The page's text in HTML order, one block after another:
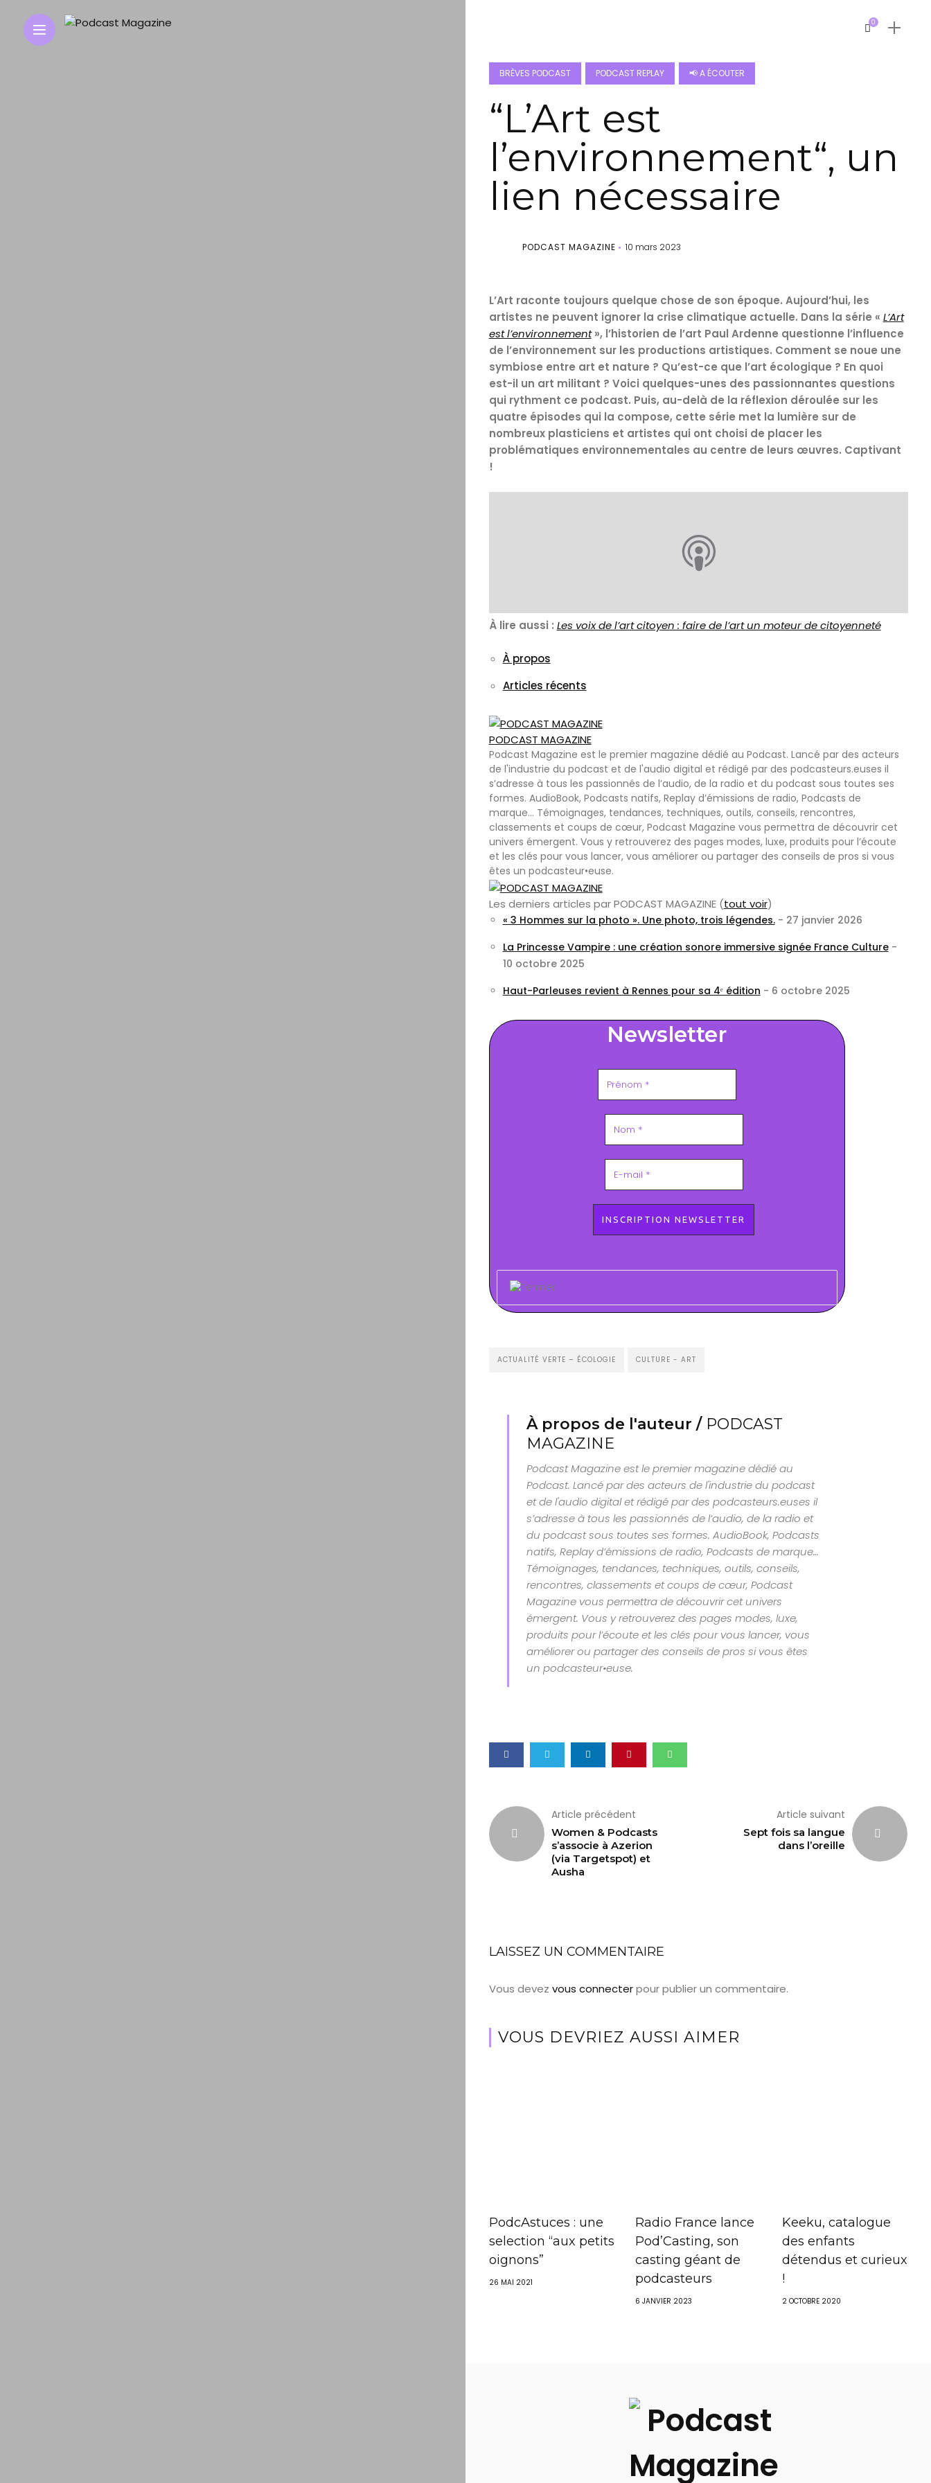
0
BRÈVES PODCAST PODCAST REPLAY 📢 A ÉCOUTER
“L’Art est
l’environnement“, un
lien nécessaire
PODCAST MAGAZINE 10 mars 2023
L’Art raconte toujours quelque chose de son époque. Aujourd’hui, les
artistes ne peuvent ignorer la crise climatique actuelle. Dans la série « L’Art
est l’environnement», l’historien de l’art Paul Ardenne questionne l’influence
de l’environnement sur les productions artistiques. Comment se noue une
symbiose entre art et nature ? Qu’est-ce que l’art écologique ? En quoi
est-il un art militant ? Voici quelques-unes des passionnantes questions
qui rythment ce podcast. Puis, au-delà de la réflexion déroulée sur les
quatre épisodes qui la compose, cette série met la lumière sur de
nombreux plasticiens et artistes qui ont choisi de placer les
problématiques environnementales au centre de leurs œuvres. Captivant
!
À lire aussi : Les voix de l’art citoyen : faire de l’art un moteur de citoyenneté
À propos
Articles récents
PODCAST MAGAZINE
Podcast Magazine est le premier magazine dédié au Podcast. Lancé par des acteurs
de l'industrie du podcast et de l'audio digital et rédigé par des podcasteurs.euses il
s’adresse à tous les passionnés de l’audio, de la radio et du podcast sous toutes ses
formes. AudioBook, Podcasts natifs, Replay d’émissions de radio, Podcasts de
marque… Témoignages, tendances, techniques, outils, conseils, rencontres,
classements et coups de cœur, Podcast Magazine vous permettra de découvrir cet
univers émergent. Vous y retrouverez des pages modes, luxe, produits pour l’écoute
et les clés pour vous lancer, vous améliorer ou partager des conseils de pros si vous
êtes un podcasteur•euse.
Les derniers articles par PODCAST MAGAZINE (tout voir)
« 3 Hommes sur la photo ». Une photo, trois légendes.- 27 janvier 2026
La Princesse Vampire : une création sonore immersive signée France Culture-
10 octobre 2025
Haut-Parleuses revient à Rennes pour sa 4ᵉ édition - 6 octobre 2025
Newsletter
ACTUALITÉ VERTE – ÉCOLOGIE CULTURE - ART
À propos de l'auteur / PODCAST
MAGAZINE
Podcast Magazine est le premier magazine dédié au
Podcast. Lancé par des acteurs de l'industrie du podcast
et de l'audio digital et rédigé par des podcasteurs.euses il
s’adresse à tous les passionnés de l’audio, de la radio et
du podcast sous toutes ses formes. AudioBook, Podcasts
natifs, Replay d’émissions de radio, Podcasts de marque…
Témoignages, tendances, techniques, outils, conseils,
rencontres, classements et coups de cœur, Podcast
Magazine vous permettra de découvrir cet univers
émergent. Vous y retrouverez des pages modes, luxe,
produits pour l’écoute et les clés pour vous lancer, vous
améliorer ou partager des conseils de pros si vous êtes
un podcasteur•euse.
Article précédent
Women & Podcasts
s’associe à Azerion
(via Targetspot) et
Ausha
Article suivant
Sept fois sa langue
dans l’oreille
LAISSEZ UN COMMENTAIRE
Vous devez vous connecterpour publier un commentaire.
VOUS DEVRIEZ AUSSI AIMER
PodcAstuces : une
selection “aux petits
oignons”
26 MAI 2021
Radio France lance
Pod’Casting, son
casting géant de
podcasteurs
6 JANVIER 2023
Keeku, catalogue
des enfants
détendus et curieux
!
2 OCTOBRE 2020